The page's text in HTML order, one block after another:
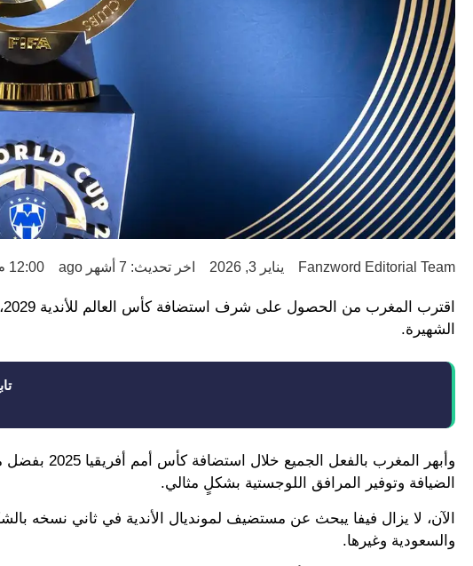
Fanzword Editorial Team يناير 3, 2026 اخر تحديث: 7 أشهر ago 12:00 م
الشهيرة.
وأبهر
الضيافة وتوفير المرافق اللوجستية بشكلٍ مثالي.
الآن، لا يزال فيفا يبحث عن مستضيف لمونديال الأندية في ثاني نسخه
والسعودية وغيرها.